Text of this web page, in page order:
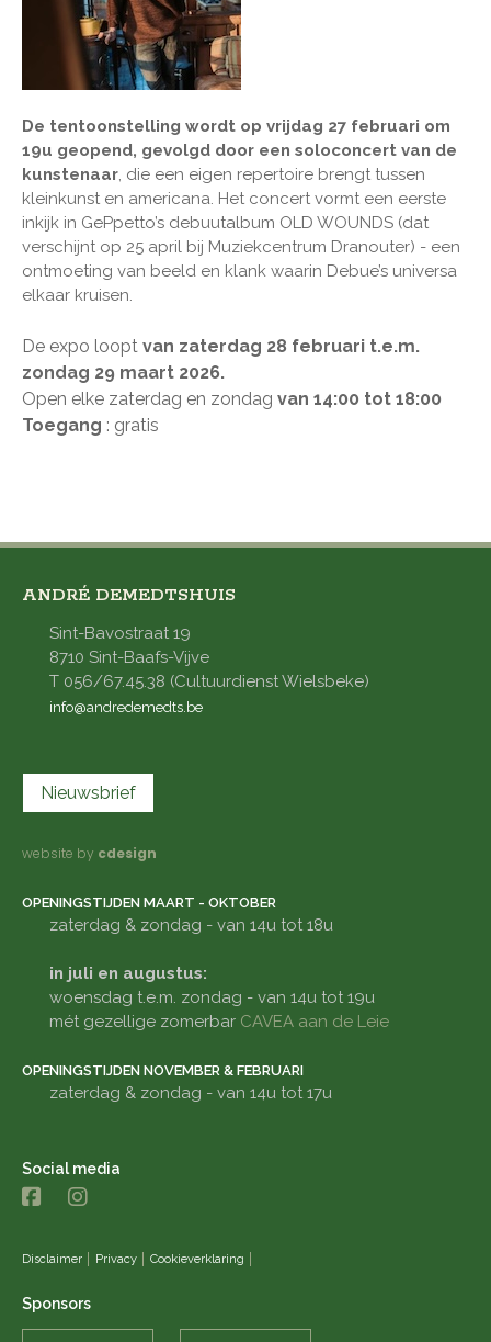
De tentoonstelling wordt op vrijdag 27 februari om
19u geopend, gevolgd door een soloconcert van de
kunstenaar, die een eigen repertoire brengt tussen
kleinkunst en americana. Het concert vormt een eerste
inkijk in GePpetto’s debuutalbum OLD WOUNDS (dat
verschijnt op 25 april bij Muziekcentrum Dranouter) - een
ontmoeting van beeld en klank waarin Debue’s universa
elkaar kruisen.
De expo loopt van zaterdag 28 februari t.e.m.
zondag 29 maart 2026.
Open elke zaterdag en zondag van 14:00 tot 18:00
Toegang : gratis
ANDRÉ DEMEDTSHUIS
Sint-Bavostraat 19
8710 Sint-Baafs-Vijve
T 056/67.45.38 (Cultuurdienst Wielsbeke)
info@andredemedts.be
Nieuwsbrief
website by cdesign
OPENINGSTIJDEN MAART - OKTOBER
zaterdag & zondag - van 14u tot 18u
in juli en augustus:
woensdag t.e.m. zondag - van 14u tot 19u
mét gezellige zomerbar CAVEA aan de Leie
OPENINGSTIJDEN NOVEMBER & FEBRUARI
zaterdag & zondag - van 14u tot 17u
Social media
Disclaimer Privacy Cookieverklaring
Sponsors